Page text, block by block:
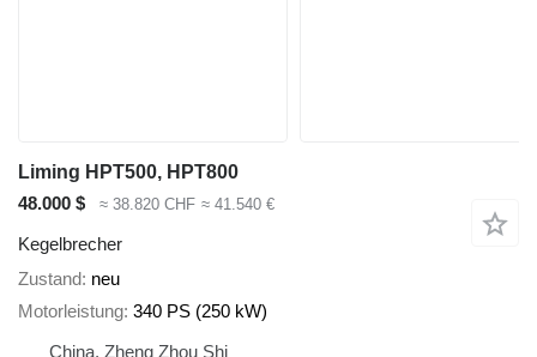
Liming HPT500, HPT800
48.000 $
≈ 38.820 CHF ≈ 41.540 €
Kegelbrecher
Zustand neu
Motorleistung 340 PS (250 kW)
China, Zheng Zhou Shi